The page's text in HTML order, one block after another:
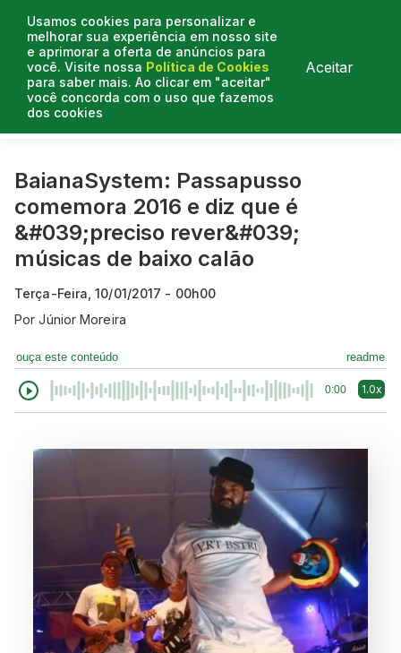
Usamos cookies para personalizar e
melhorar sua experiência em nosso site
e aprimorar a oferta de anúncios para
você. Visite nossa Política de Cookies
para saber mais. Ao clicar em "aceitar"
você concorda com o uso que fazemos
dos cookies
Aceitar
Curtas do Poder
BaianaSystem: Passapusso
comemora 2016 e diz que é
&#039;preciso rever&#039;
músicas de baixo calão
Terça-Feira, 10/01/2017 - 00h00
PorJúnior Moreira
ouça este conteúdo readme
0:00 1.0x